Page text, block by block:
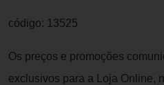
código: 13525
Os preços e promoções
exclusivos para a Loja Online,